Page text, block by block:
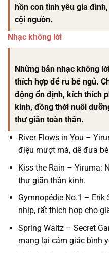
hồn con tình yêu gia
cội nguồn.
Nhạc không lời
Những bản nhạc không
thích hợp để ru bé ngủ.
động ổn định, kích thích
kinh, đồng thời nuôi
thư giãn toàn thân.
River Flows in You –
điệu mượt mà, dễ đưa
Kiss the Rain – Yiruma:
thư giãn thần kinh.
Gymnopédie No.1 – Erik
nhịp, rất thích hợp cho
Spring Waltz – Secret
mang lại cảm giác bình